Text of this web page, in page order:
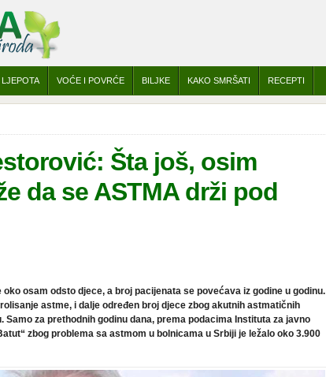
LJEPOTA VOĆE I POVRĆE BILJKE KAKO SMRŠATI RECEPTI
Šta još, osim
da se ASTMA drži pod
osam odsto djece, a broj pacijenata se povećava iz godine u godinu.
astme, i dalje određen broj djece zbog akutnih astmatičnih
za prethodnih godinu dana, prema podacima Instituta za javno
zbog problema sa astmom u bolnicama u Srbiji je ležalo oko 3.900